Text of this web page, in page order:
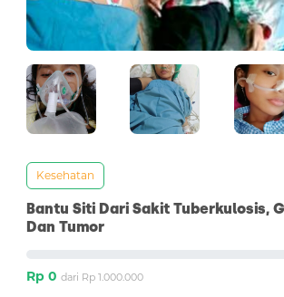
Kesehatan
Bantu Siti Dari Sakit Tuberkulosis,
Dan Tumor
Rp 0 dari Rp 1.000.000